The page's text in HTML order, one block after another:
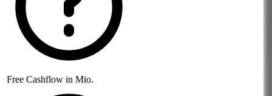
Free Cashflow in Mio.